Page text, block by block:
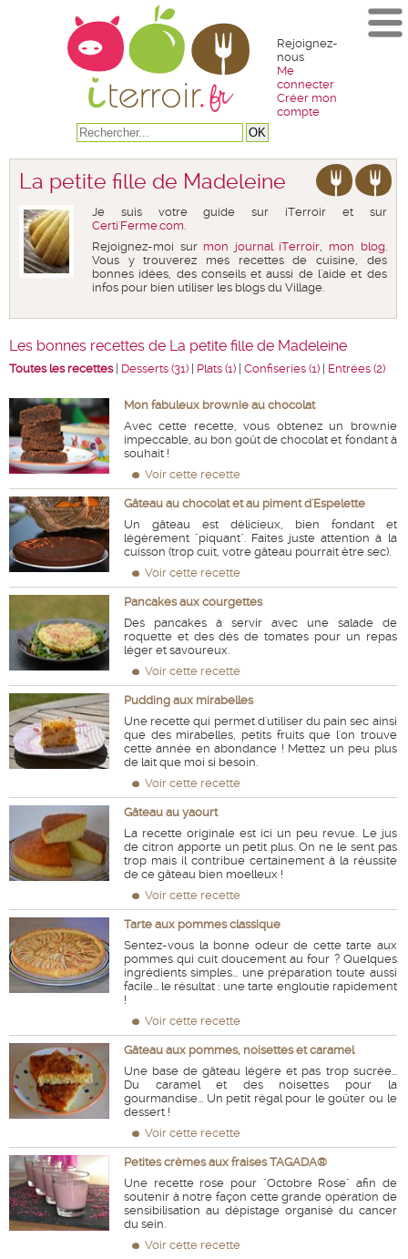
Rejoignez-
nous
Me
connecter
Créer mon
compte
La petite fille de Madeleine
Je suis votre guide sur iTerroir et sur
Certi'Ferme.com.
Rejoignez-moi sur mon journal iTerroir, mon blog.
Vous y trouverez mes recettes de cuisine, des
bonnes idées, des conseils et aussi de l'aide et des
infos pour bien utiliser les blogs du Village.
Les bonnes recettes de La petite fille de Madeleine
Toutes les recettes| Desserts (31) Plats (1) Confiseries (1) Entrées (2)
Mon fabuleux brownie au chocolat
Avec cette recette, vous obtenez un brownie
impeccable, au bon goût de chocolat et fondant à
souhait !
Voir cette recette
Gâteau au chocolat et au piment d'Espelette
Un gâteau est délicieux, bien fondant et
légèrement "piquant". Faites juste attention à la
cuisson (trop cuit, votre gâteau pourrait être sec).
Voir cette recette
Pancakes aux courgettes
Des pancakes à servir avec une salade de
roquette et des dés de tomates pour un repas
léger et savoureux.
Voir cette recette
Pudding aux mirabelles
Une recette qui permet d'utiliser du pain sec ainsi
que des mirabelles, petits fruits que l'on trouve
cette année en abondance ! Mettez un peu plus
de lait que moi si besoin.
Voir cette recette
Gâteau au yaourt
La recette originale est ici un peu revue. Le jus
de citron apporte un petit plus. On ne le sent pas
trop mais il contribue certainement à la réussite
de ce gâteau bien moelleux !
Voir cette recette
Tarte aux pommes classique
Sentez-vous la bonne odeur de cette tarte aux
pommes qui cuit doucement au four ? Quelques
ingrédients simples... une préparation toute aussi
facile... le résultat : une tarte engloutie rapidement
!
Voir cette recette
Gâteau aux pommes, noisettes et caramel
Une base de gâteau légère et pas trop sucrée...
Du caramel et des noisettes pour la
gourmandise... Un petit régal pour le goûter ou le
dessert !
Voir cette recette
Petites crèmes aux fraises TAGADA®
Une recette rose pour "Octobre Rose" afin de
soutenir à notre façon cette grande opération de
sensibilisation au dépistage organisé du cancer
du sein.
Voir cette recette